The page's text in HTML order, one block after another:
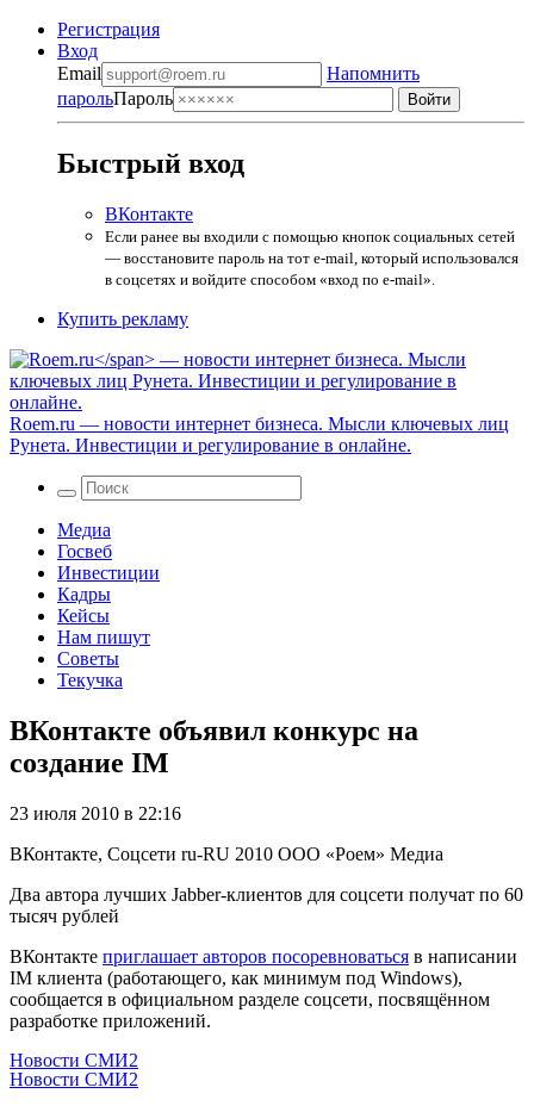
Регистрация
Вход
Email
Напомнить
парольПароль
Быстрый вход
ВКонтакте
Если ранее вы входили с помощью кнопок социальных сетей
— восстановите пароль на тот e-mail, который использовался
в соцсетях и войдите способом «вход по e-mail».
Купить рекламу
Roem.ru — новости интернет бизнеса. Мысли ключевых лиц
Рунета. Инвестиции и регулирование в онлайне.
Медиа
Госвеб
Инвестиции
Кадры
Кейсы
Нам пишут
Советы
Текучка
ВКонтакте объявил конкурс на
создание IM
23 июля 2010 в 22:16
ВКонтакте, Соцсети ru-RU 2010 ООО «Роем» Медиа
Два автора лучших Jabber-клиентов для соцсети получат по 60
тысяч рублей
ВКонтакте приглашает авторов посоревноваться в написании
IM клиента (работающего, как минимум под Windows),
сообщается в официальном разделе соцсети, посвящённом
разработке приложений.
Новости СМИ2
Новости СМИ2